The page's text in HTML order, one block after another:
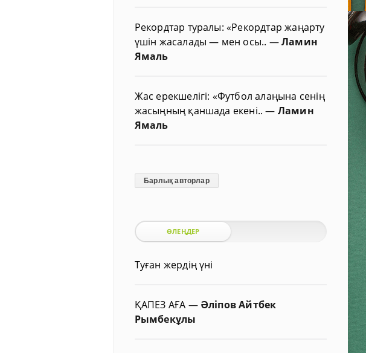
Рекордтар туралы: «Рекордтар жаңарту
үшін жасалады — мен осы.. —Ламин
Ямаль
Жас ерекшелігі: «Футбол алаңына сенің
жасыңның қаншада екені..— Ламин
Ямаль
Барлық авторлар
ӨЛЕҢДЕР
Туған жердің үні
ҚАПЕЗ АҒА — Әліпов Айтбек
Рымбекұлы